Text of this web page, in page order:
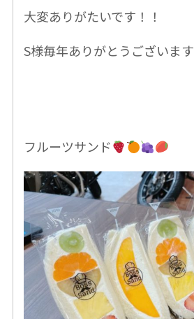
大変ありがたいです！！
S様毎年ありがとうございます
フルーツサンド